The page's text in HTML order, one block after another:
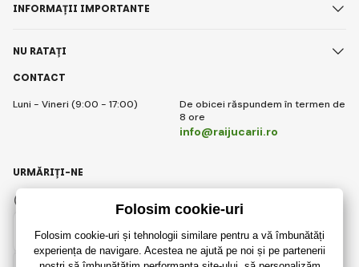
CONTACT
Luni - Vineri (9:00 - 17:00)
De obicei răspundem în termen de
8 ore
info@raijucarii.ro
INFORMAȚII IMPORTANTE
NU RATAȚI
Romanian
URMĂRIȚI-NE
Instagram